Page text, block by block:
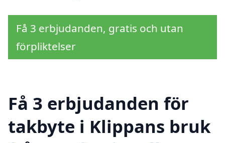
Få 3 erbjudanden, gratis och utan
förpliktelser
Få 3 erbjudanden för
takbyte i Klippans bruk